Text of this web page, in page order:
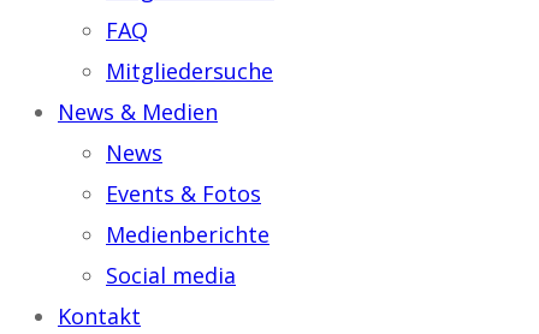
FAQ
Mitgliedersuche
News & Medien
News
Events & Fotos
Medienberichte
Social media
Kontakt